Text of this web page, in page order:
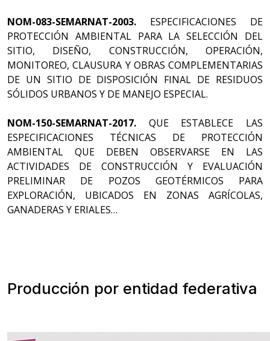
NOM-083-SEMARNAT-2003. ESPECIFICACIONES DE
PROTECCIÓN AMBIENTAL PARA LA SELECCIÓN DEL
SITIO, DISEÑO, CONSTRUCCIÓN, OPERACIÓN,
MONITOREO, CLAUSURA Y OBRAS COMPLEMENTARIAS
DE UN SITIO DE DISPOSICIÓN FINAL DE RESIDUOS
SÓLIDOS URBANOS Y DE MANEJO ESPECIAL.
NOM-150-SEMARNAT-2017. QUE ESTABLECE LAS
ESPECIFICACIONES TÉCNICAS DE PROTECCIÓN
AMBIENTAL QUE DEBEN OBSERVARSE EN LAS
ACTIVIDADES DE CONSTRUCCIÓN Y EVALUACIÓN
PRELIMINAR DE POZOS GEOTÉRMICOS PARA
EXPLORACIÓN, UBICADOS EN ZONAS AGRÍCOLAS,
GANADERAS Y ERIALES…
Producción por entidad federativa